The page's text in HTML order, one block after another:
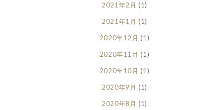
2021年2月 (1)
2021年1月 (1)
2020年12月 (1)
2020年11月 (1)
2020年10月 (1)
2020年9月 (1)
2020年8月 (1)